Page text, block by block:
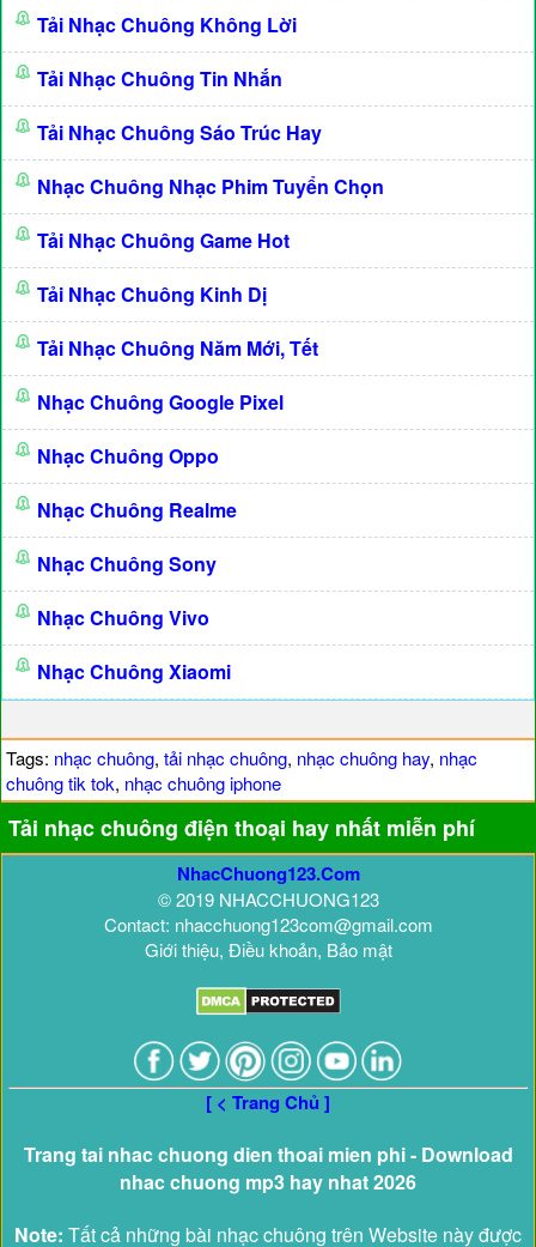
Tải Nhạc Chuông Không Lời
Tải Nhạc Chuông Tin Nhắn
Tải Nhạc Chuông Sáo Trúc Hay
Nhạc Chuông Nhạc Phim Tuyển Chọn
Tải Nhạc Chuông Game Hot
Tải Nhạc Chuông Kinh Dị
Tải Nhạc Chuông Năm Mới, Tết
Nhạc Chuông Google Pixel
Nhạc Chuông Oppo
Nhạc Chuông Realme
Nhạc Chuông Sony
Nhạc Chuông Vivo
Nhạc Chuông Xiaomi
Tags: nhạc chuông, tải nhạc chuông, nhạc chuông hay, nhạc
chuông tik tok, nhạc chuông iphone
Tải nhạc chuông điện thoại hay nhất miễn phí
NhacChuong123.Com
© 2019 NHACCHUONG123
Contact: nhacchuong123com@gmail.com
Giới thiệu, Điều khoản, Bảo mật
[ < Trang Chủ ]
Trang tai nhac chuong dien thoai mien phi - Download
nhac chuong mp3 hay nhat 2026
Note: Tất cả những bài nhạc chuông trên Website này được